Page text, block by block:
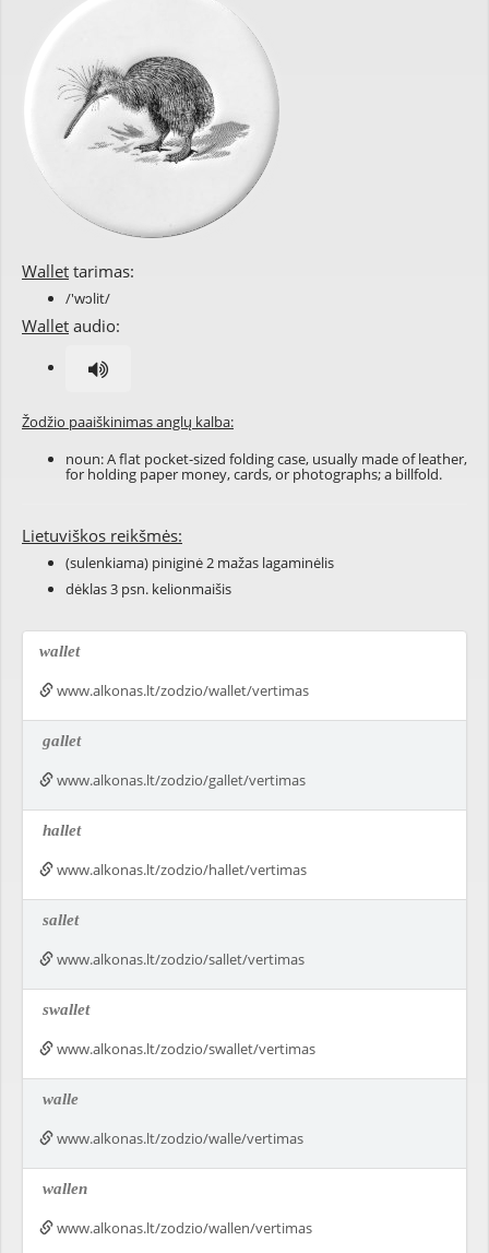
Wallet tarimas:
/'wɔlit/
Wallet audio:
Žodžio paaiškinimas anglų kalba:
noun: A flat pocket-sized folding case, usually made of leather,
for holding paper money, cards, or photographs; a billfold.
Lietuviškos reikšmės:
(sulenkiama) piniginė 2 mažas lagaminėlis
dėklas 3 psn. kelionmaišis
wallet
www.alkonas.lt/zodzio/wallet/vertimas
gallet
www.alkonas.lt/zodzio/gallet/vertimas
hallet
www.alkonas.lt/zodzio/hallet/vertimas
sallet
www.alkonas.lt/zodzio/sallet/vertimas
swallet
www.alkonas.lt/zodzio/swallet/vertimas
walle
www.alkonas.lt/zodzio/walle/vertimas
wallen
www.alkonas.lt/zodzio/wallen/vertimas